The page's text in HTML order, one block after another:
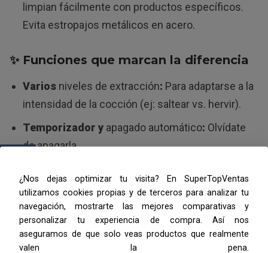
limpian fácilmente con productos específicos.
Evita estropajos metálicos en acero.
✨ Funciones que marcan la diferencia
Varios niveles de extracción: Para adaptarse a la
intensidad de la cocción (ej: saltear vs. hervir).
Temporizador y apagado automático: Olvídate
de apagarla.
consumo. Ideal para ver bien mientras friegas.
Conexión wifi ocontrol por app (opcional):Para
encenderla desde el móvil o integrarla en un
hogar inteligente.
¿Nos dejas optimizar tu visita? En SuperTopVentas
utilizamos cookies propias y de terceros para analizar tu
navegación, mostrarte las mejores comparativas y
personalizar tu experiencia de compra. Así nos
aseguramos de que solo veas productos que realmente
valen la pena.